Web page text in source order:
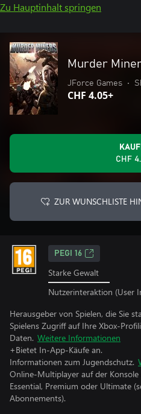
Zu Hauptinhalt springen
Murder
JForce Games •
CHF 4.05+
CHF
ZUR WUNSCHLISTE
PEGI 16
Starke Gewalt
Nutzerinteraktion (User
Herausgeber von Spielen, die Sie
Spielens Zugriff auf Ihre Xbox-
Daten. Weitere Informationen
+Bietet In-App-Käufe an.
Informationen zum Jugendschutz.
Online-Multiplayer auf der Konsole
Essential, Premium oder Ultimate
Abonnements).